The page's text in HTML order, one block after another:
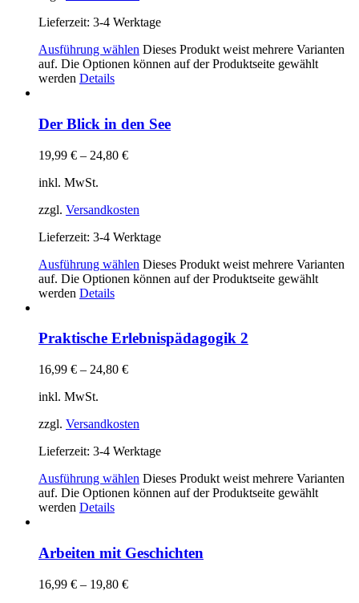
Lieferzeit: 3-4 Werktage
Ausführung wählen Dieses Produkt weist mehrere Varianten
auf. Die Optionen können auf der Produktseite gewählt
werden Details
Der Blick in den See
19,99 € – 24,80 €
inkl. MwSt.
zzgl. Versandkosten
Lieferzeit: 3-4 Werktage
Ausführung wählen Dieses Produkt weist mehrere Varianten
auf. Die Optionen können auf der Produktseite gewählt
werden Details
Praktische Erlebnispädagogik 2
16,99 € – 24,80 €
inkl. MwSt.
zzgl. Versandkosten
Lieferzeit: 3-4 Werktage
Ausführung wählen Dieses Produkt weist mehrere Varianten
auf. Die Optionen können auf der Produktseite gewählt
werden Details
Arbeiten mit Geschichten
16,99 € – 19,80 €